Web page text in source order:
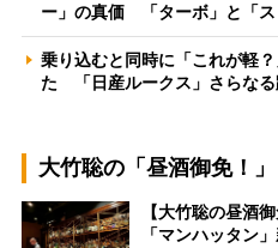
ー」の真価 「ターボ」と「
乗り込むと同時に「これが軽
た 「日産ルークス」さらな
大竹聡の「昼酒御免！」
【大竹聡の昼酒
「マンハッタン